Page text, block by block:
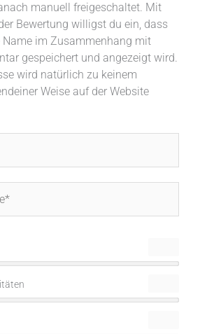
manuell freigeschaltet. Mit
Bewertung willigst du ein, dass
Name im Zusammenhang mit
gespeichert und angezeigt wird.
wird natürlich zu keinem
Weise auf der Website